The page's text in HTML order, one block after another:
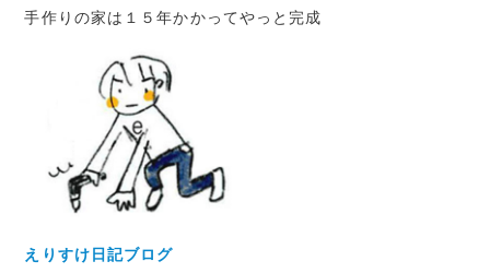
ン
手作りの家は１５年かかってやっと完成
えりすけ日記ブログ